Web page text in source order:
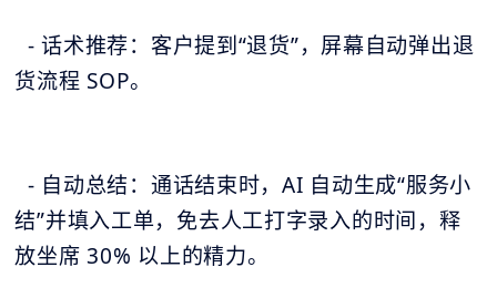
- 话术推荐：客户提到“退货”，屏幕自动弹出退
货流程 SOP。
- 自动总结：通话结束时，AI 自动生成“服务小
结”并填入工单，免去人工打字录入的时间，释
放坐席 30% 以上的精力。